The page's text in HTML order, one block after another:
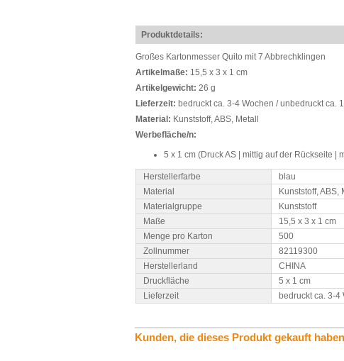
Produktdetails:
Großes Kartonmesser Quito mit 7 Abbrechklingen
Artikelmaße: 15,5 x 3 x 1 cm
Artikelgewicht: 26 g
Lieferzeit: bedruckt ca. 3-4 Wochen / unbedruckt ca.
Material: Kunststoff, ABS, Metall
Werbefläche/n:
5 x 1 cm (Druck AS | mittig auf der Rückseite |
Herstellerfarbe
blau
Material
Kunststoff, ABS,
Materialgruppe
Kunststoff
Maße
15,5 x 3 x 1 cm
Menge pro Karton
500
Zollnummer
82119300
Herstellerland
CHINA
Druckfläche
5 x 1 cm
Lieferzeit
bedruckt ca. 3-4
Kunden, die dieses Produkt gekauft